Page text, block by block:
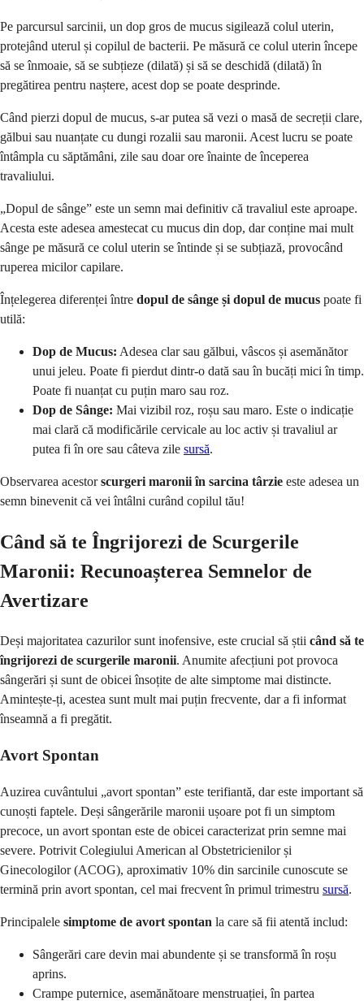
Pe parcursul sarcinii, un dop gros de mucus sigilează colul uterin,
protejând uterul și copilul de bacterii. Pe măsură ce colul uterin începe
să se înmoaie, să se subțieze (dilată) și să se deschidă (dilată) în
pregătirea pentru naștere, acest dop se poate desprinde.
Când pierzi dopul de mucus, s-ar putea să vezi o masă de secreții clare,
gălbui sau nuanțate cu dungi rozalii sau maronii. Acest lucru se poate
întâmpla cu săptămâni, zile sau doar ore înainte de începerea
travaliului.
„Dopul de sânge” este un semn mai definitiv că travaliul este aproape.
Acesta este adesea amestecat cu mucus din dop, dar conține mai mult
sânge pe măsură ce colul uterin se întinde și se subțiază, provocând
ruperea micilor capilare.
Înțelegerea diferenței între dopul de sânge și dopul de mucus poate fi
utilă:
Dop de Mucus: Adesea clar sau gălbui, vâscos și asemănător
unui jeleu. Poate fi pierdut dintr-o dată sau în bucăți mici în timp.
Poate fi nuanțat cu puțin maro sau roz.
Dop de Sânge: Mai vizibil roz, roșu sau maro. Este o indicație
mai clară că modificările cervicale au loc activ și travaliul ar
putea fi în ore sau câteva zile sursă.
Observarea acestorscurgeri maronii în sarcina târzie este adesea un
semn binevenit că vei întâlni curând copilul tău!
Când să te Îngrijorezi de Scurgerile
Maronii: Recunoașterea Semnelor de
Avertizare
Deși majoritatea cazurilor sunt inofensive, este crucial să știi când să te
îngrijorezi de scurgerile maronii. Anumite afecțiuni pot provoca
sângerări și sunt de obicei însoțite de alte simptome mai distincte.
Amintește-ți, acestea sunt mult mai puțin frecvente, dar a fi informat
înseamnă a fi pregătit.
Avort Spontan
Auzirea cuvântului „avort spontan” este terifiantă, dar este important să
cunoști faptele. Deși sângerările maronii ușoare pot fi un simptom
precoce, un avort spontan este de obicei caracterizat prin semne mai
severe. Potrivit Colegiului American al Obstetricienilor și
Ginecologilor (ACOG), aproximativ 10% din sarcinile cunoscute se
termină prin avort spontan, cel mai frecvent în primul trimestru sursă.
Principalele simptome de avort spontan la care să fii atentă includ:
Sângerări care devin mai abundente și se transformă în roșu
aprins.
Crampe puternice, asemănătoare menstruației, în partea